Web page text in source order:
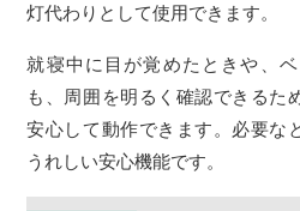
灯代わりとして使用できます。
就寝中に目が覚めたときや、
も、周囲を明るく確認できるた
安心して動作できます。必要な
うれしい安心機能です。